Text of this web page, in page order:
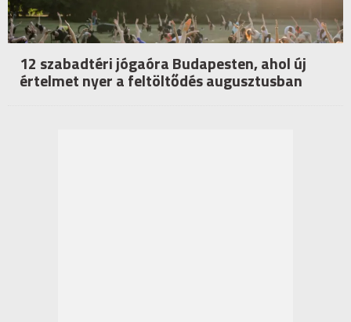
12 szabadtéri jógaóra Budapesten, ahol új
értelmet nyer a feltöltődés augusztusban